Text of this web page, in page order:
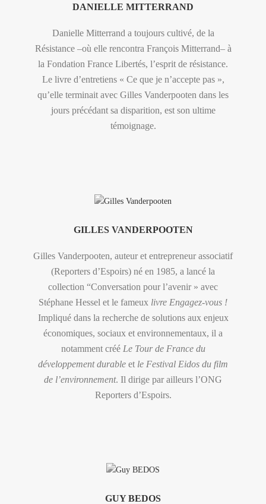
DANIELLE MITTERRAND
Danielle Mitterrand a toujours cultivé, de la
Résistance –où elle rencontra François Mitterrand– à
la Fondation France Libertés, l’esprit de résistance.
Le livre d’entretiens « Ce que je n’accepte pas »,
qu’elle terminait avec Gilles Vanderpooten dans les
jours précédant sa disparition, est son ultime
témoignage.
GILLES VANDERPOOTEN
Gilles Vanderpooten, auteur et entrepreneur associatif
(Reporters d’Espoirs) né en 1985, a lancé la
collection “Conversation pour l’avenir » avec
Stéphane Hessel et le fameux livre Engagez-vous !
Impliqué dans la recherche de solutions aux enjeux
économiques, sociaux et environnementaux, il a
notamment créé Le Tour de France du
développement durable et le Festival Eidos du film
de l’environnement. Il dirige par ailleurs l’ONG
Reporters d’Espoirs.
GUY BEDOS